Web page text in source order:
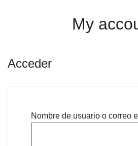
My
Acceder
Nombre de usuario o correo